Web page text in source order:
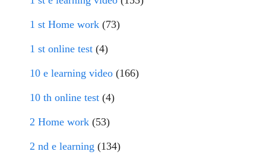
1 st Home work (73)
1 st online test (4)
10 e learning video (166)
10 th online test (4)
2 Home work (53)
2 nd e learning (134)